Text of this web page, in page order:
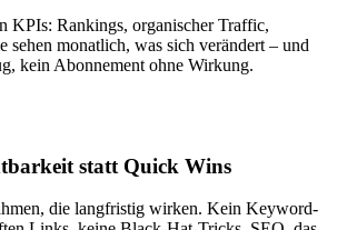
KPIs: Rankings, organischer Traffic,
sehen monatlich, was sich verändert – und
kein Abonnement ohne Wirkung.
statt Quick Wins
die langfristig wirken. Kein Keyword-